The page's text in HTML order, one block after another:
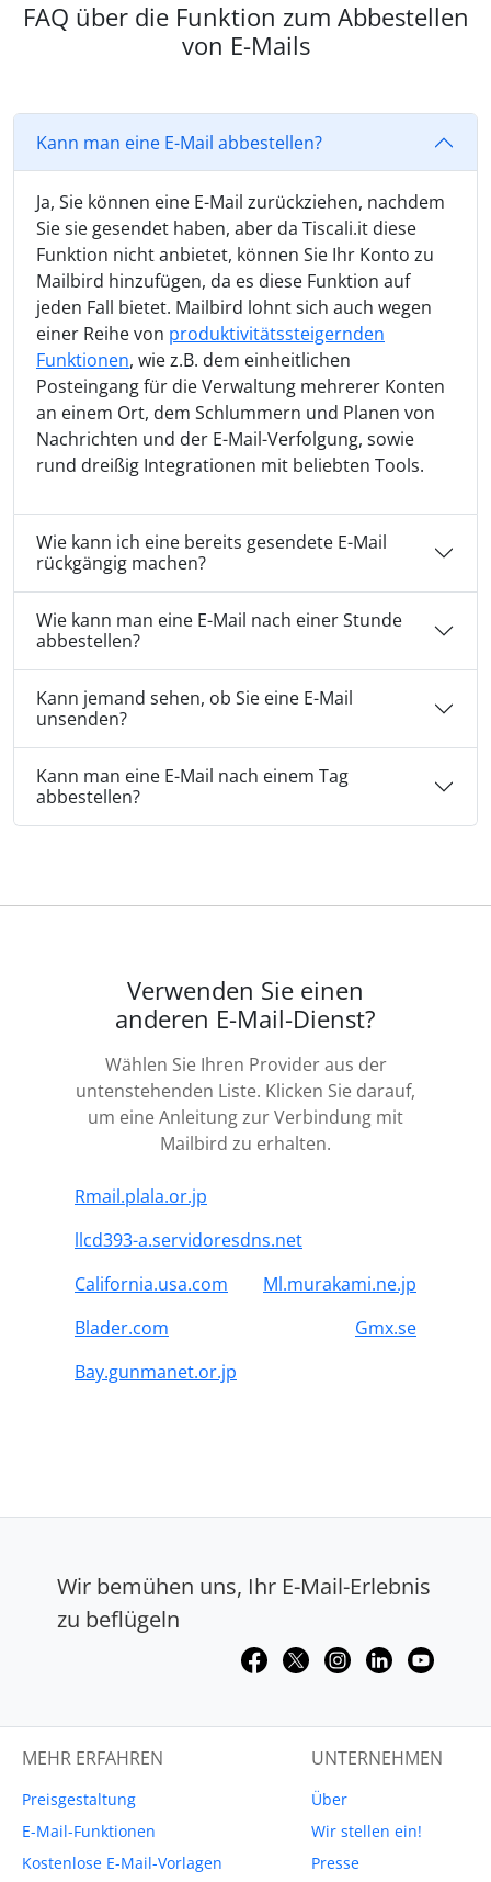
FAQ über die Funktion zum Abbestellen
von E-Mails
Kann man eine E-Mail abbestellen?
Ja, Sie können eine E-Mail zurückziehen, nachdem
Sie sie gesendet haben, aber da Tiscali.it diese
Funktion nicht anbietet, können Sie Ihr Konto zu
Mailbird hinzufügen, da es diese Funktion auf
jeden Fall bietet. Mailbird lohnt sich auch wegen
einer Reihe von produktivitätssteigernden
Funktionen, wie z.B. dem einheitlichen
Posteingang für die Verwaltung mehrerer Konten
an einem Ort, dem Schlummern und Planen von
Nachrichten und der E-Mail-Verfolgung, sowie
rund dreißig Integrationen mit beliebten Tools.
Wie kann ich eine bereits gesendete E-Mail
rückgängig machen?
Wie kann man eine E-Mail nach einer Stunde
abbestellen?
Kann jemand sehen, ob Sie eine E-Mail
unsenden?
Kann man eine E-Mail nach einem Tag
abbestellen?
Verwenden Sie einen
anderen E-Mail-Dienst?
Wählen Sie Ihren Provider aus der
untenstehenden Liste. Klicken Sie darauf,
um eine Anleitung zur Verbindung mit
Mailbird zu erhalten.
Rmail.plala.or.jp
llcd393-a.servidoresdns.net
California.usa.com
Ml.murakami.ne.jp
Blader.com
Gmx.se
Bay.gunmanet.or.jp
Wir bemühen uns, Ihr E-Mail-Erlebnis
zu beflügeln
MEHR ERFAHREN
Preisgestaltung
E-Mail-Funktionen
Kostenlose E-Mail-Vorlagen
UNTERNEHMEN
Über
Wir stellen ein!
Presse